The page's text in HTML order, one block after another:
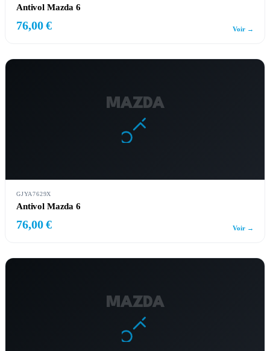
Antivol Mazda 6
76,00 € Voir →
MAZDA
GJYA7629X
Antivol Mazda 6
76,00 € Voir →
MAZDA